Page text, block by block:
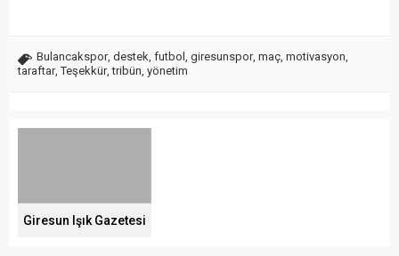
Bulancakspor, destek, futbol , giresunspor, maç, motivasyon,
taraftar,Teşekkür,tribün, yönetim
Giresun Işık Gazetesi